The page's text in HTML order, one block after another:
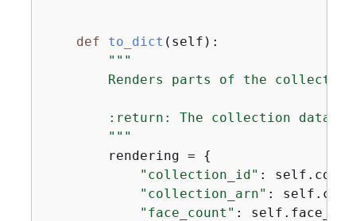
def to_dict ( self ):
"""
Renders parts of the
:return: The collection data
        """
        rendering =
{
"collection_id" :
"collection_arn" :
"face_count" :